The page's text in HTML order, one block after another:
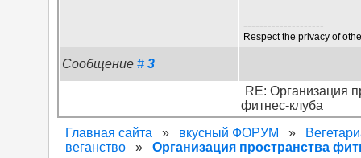
--------------------
Respect the privacy of
Сообщение#3
RE: Организация
фитнес-клуба
Главная сайта
» вкусный ФОРУМ »
веганство
»Организация пространства